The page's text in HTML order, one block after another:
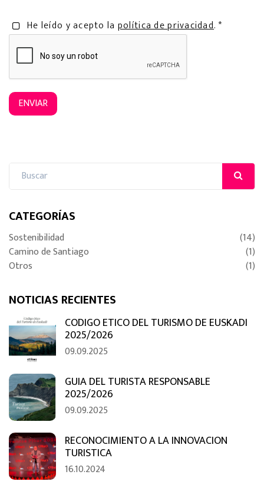
He leído y acepto la política de privacidad. *
ENVIAR
CATEGORÍAS
Sostenibilidad
(14)
Camino de Santiago
(1)
Otros
(1)
NOTICIAS RECIENTES
CODIGO ETICO DEL TURISMO DE EUSKADI
2025/2026
09.09.2025
GUIA DEL TURISTA RESPONSABLE
2025/2026
09.09.2025
RECONOCIMIENTO A LA INNOVACION
TURISTICA
16.10.2024